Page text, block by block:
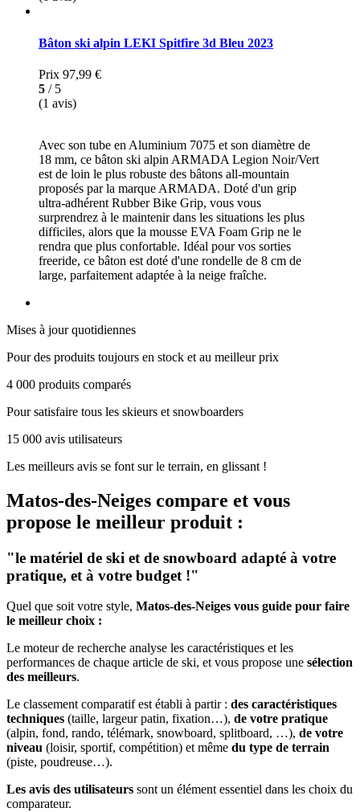
Bâton ski alpin LEKI Spitfire 3d Bleu 2023
Prix 97,99 €
5 / 5
(1 avis)
Avec son tube en Aluminium 7075 et son diamètre de
18 mm, ce bâton ski alpin ARMADA Legion Noir/Vert
est de loin le plus robuste des bâtons all-mountain
proposés par la marque ARMADA. Doté d'un grip
ultra-adhérent Rubber Bike Grip, vous vous
surprendrez à le maintenir dans les situations les plus
difficiles, alors que la mousse EVA Foam Grip ne le
rendra que plus confortable. Idéal pour vos sorties
freeride, ce bâton est doté d'une rondelle de 8 cm de
large, parfaitement adaptée à la neige fraîche.
Mises à jour quotidiennes
Pour des produits toujours en stock et au meilleur prix
4 000 produits comparés
Pour satisfaire tous les skieurs et snowboarders
15 000 avis utilisateurs
Les meilleurs avis se font sur le terrain, en glissant !
Matos-des-Neiges compare et vous
propose le meilleur produit :
"le matériel de ski et de snowboard adapté à votre
pratique, et à votre budget !"
Quel que soit votre style, Matos-des-Neiges vous guide pour faire
le meilleur choix :
Le moteur de recherche analyse les caractéristiques et les
performances de chaque article de ski, et vous propose une sélection
des meilleurs.
Le classement comparatif est établi à partir : des caractéristiques
techniques (taille, largeur patin, fixation…), de votre pratique
(alpin, fond, rando, télémark, snowboard, splitboard, …), de votre
niveau (loisir, sportif, compétition) et même du type de terrain
(piste, poudreuse…).
Les avis des utilisateurs sont un élément essentiel dans les choix du
comparateur.